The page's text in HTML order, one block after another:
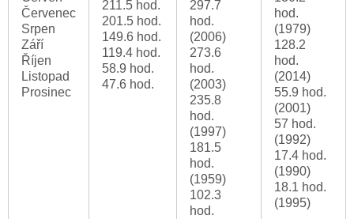
Červenec
Srpen
Září
Říjen
Listopad
Prosinec
211.5 hod.
201.5 hod.
149.6 hod.
119.4 hod.
58.9 hod.
47.6 hod.
297.7
hod.
(2006)
273.6
hod.
(2003)
235.8
hod.
(1997)
181.5
hod.
(1959)
102.3
hod.
hod.
(1979)
128.2
hod.
(2014)
55.9 hod.
(2001)
57 hod.
(1992)
17.4 hod.
(1990)
18.1 hod.
(1995)